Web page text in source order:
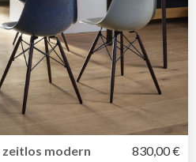
zeitlos modern 830,00 €